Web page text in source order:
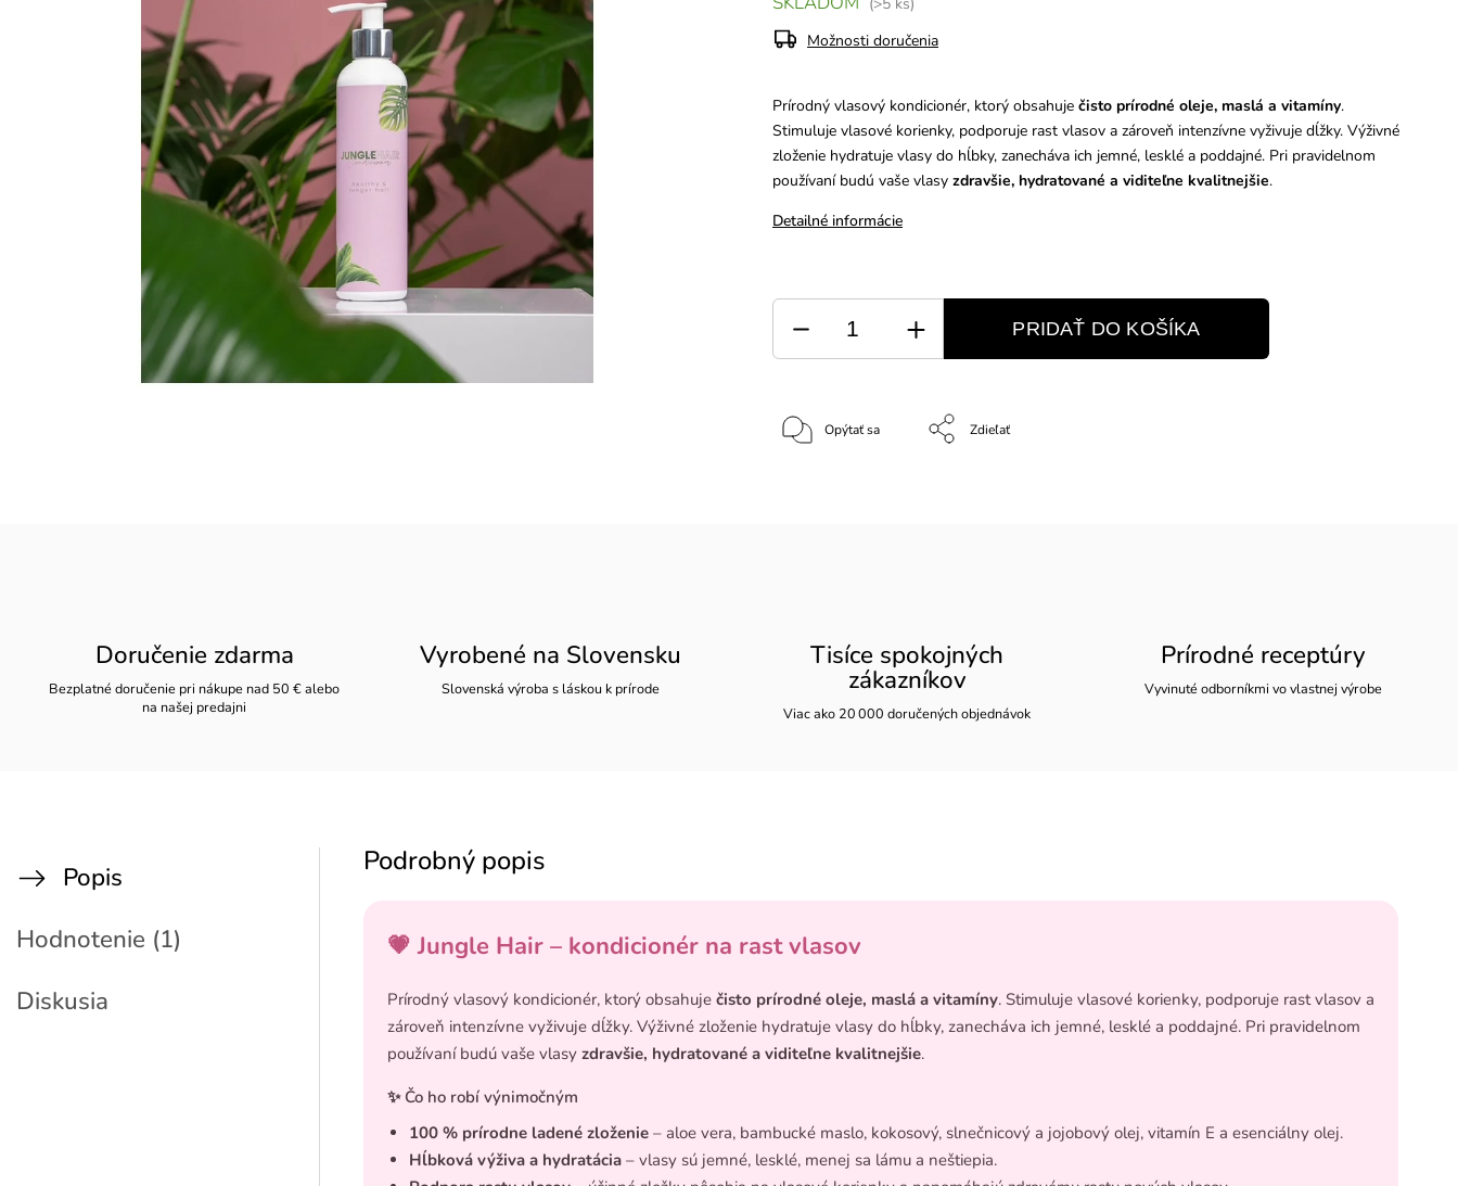
Prírodný vlasový kondicionér, ktorý obsahuječisto prírodné oleje, maslá a vitamíny.
Stimuluje vlasové korienky, podporuje rast vlasov a zároveň intenzívne vyživuje dĺžky. Výživné
zloženie hydratuje vlasy do hĺbky, zanecháva ich jemné, lesklé a poddajné. Pri pravidelnom
používaní budú vaše vlasyzdravšie, hydratované a viditeľne kvalitnejšie.
Detailné informácie
Možnosti doručenia
PRIDAŤ DO KOŠÍKA
Opýtať sa Zdieľať
Doručenie zdarma
Bezplatné doručenie pri nákupe nad 50 € alebo
na našej predajni
Vyrobené na Slovensku
Slovenská výroba s láskou k prírode
Tisíce spokojných
zákazníkov
Viac ako 20 000 doručených objednávok
Prírodné receptúry
Vyvinuté odborníkmi vo vlastnej výrobe
Popis
Hodnotenie (1)
Diskusia
Podrobný popis
💗 Jungle Hair – kondicionér na rast vlasov
Prírodný vlasový kondicionér, ktorý obsahuje čisto prírodné oleje, maslá a vitamíny. Stimuluje vlasové korienky, podporuje rast vlasov a
zároveň intenzívne vyživuje dĺžky. Výživné zloženie hydratuje vlasy do hĺbky, zanecháva ich jemné, lesklé a poddajné. Pri pravidelnom
používaní budú vaše vlasy zdravšie, hydratované a viditeľne kvalitnejšie.
✨ Čo ho robí výnimočným
100 % prírodne ladené zloženie – aloe vera, bambucké maslo, kokosový, slnečnicový a jojobový olej, vitamín E a esenciálny olej.
Hĺbková výživa a hydratácia – vlasy sú jemné, lesklé, menej sa lámu a neštiepia.